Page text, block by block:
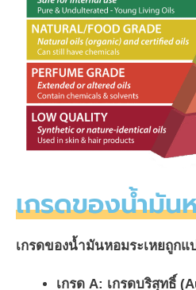
เกรดของน้ำมัน
เกรดของน้ำมันหอมระเหยถูกแ
เกรด A: เกรดบริสุทธิ์